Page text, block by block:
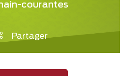
courantes
Partager